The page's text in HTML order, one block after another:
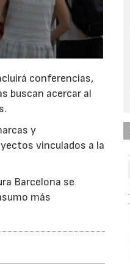
conferencias,
buscan acercar al
y
vinculados a la
Barcelona se
más